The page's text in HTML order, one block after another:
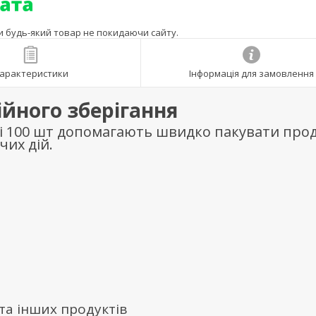
будь-який товар не покидаючи сайту.
Інформація для замовлення
зберігання
100 шт допомагають швидко пакувати
дій.
інших продуктів